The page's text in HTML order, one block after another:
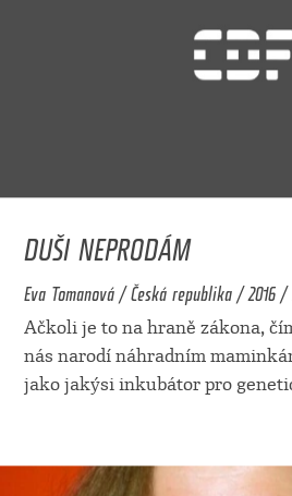
DUŠI NEPRODÁM
Eva Tomanová / Česká republika / 2016
Ačkoli je to na hraně zákona,
nás narodí náhradním
jako jakýsi inkubátor pro